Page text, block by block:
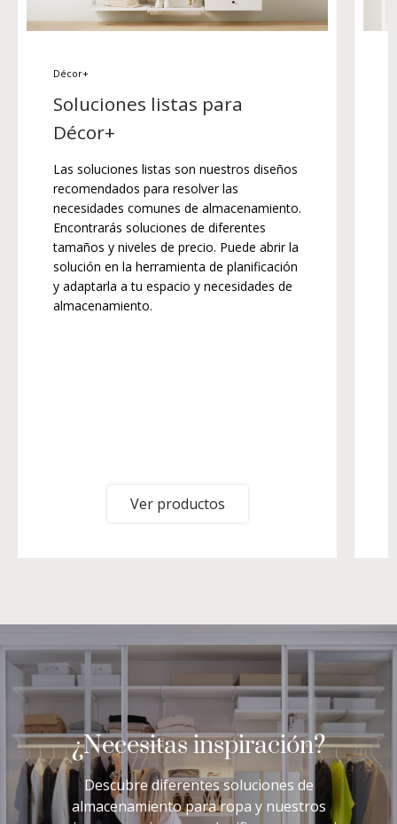
Décor+
Soluciones listas para
Décor+
Las soluciones listas son nuestros diseños
recomendados para resolver las
necesidades comunes de almacenamiento.
Encontrarás soluciones de diferentes
tamaños y niveles de precio. Puede abrir la
solución en la herramienta de planificación
y adaptarla a tu espacio y necesidades de
almacenamiento.
Ver productos
¿Necesitas inspiración?
Descubre diferentes soluciones de
almacenamiento para ropa y nuestros